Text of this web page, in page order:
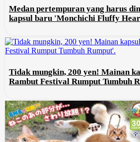
Medan pertempuran yang harus
kapsul baru 'Monchichi Fluffy
Tidak mungkin, 200 yen! Mainan
Rambut Festival Rumput Tumbuh